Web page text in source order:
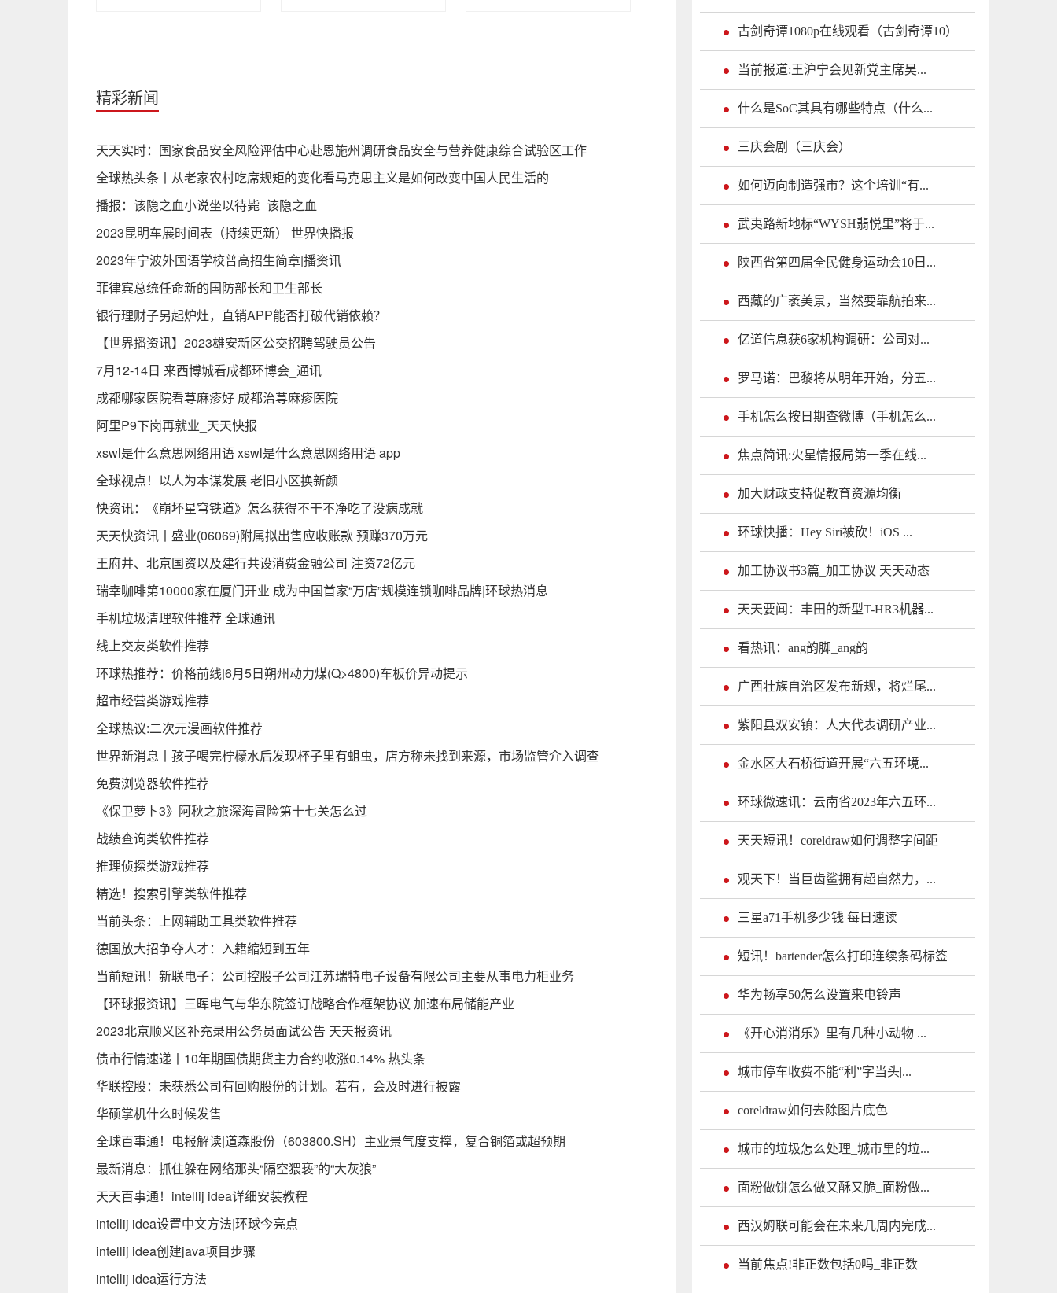
精彩新闻
天天实时：国家食品安全风险评估中心赴恩施州调研食品安全与营养健康综合试验区工作
全球热头条丨从老家农村吃席规矩的变化看马克思主义是如何改变中国人民生活的
播报：该隐之血小说坐以待毙_该隐之血
2023昆明车展时间表（持续更新） 世界快播报
2023年宁波外国语学校普高招生简章|播资讯
菲律宾总统任命新的国防部长和卫生部长
银行理财子另起炉灶，直销APP能否打破代销依赖？
【世界播资讯】2023雄安新区公交招聘驾驶员公告
7月12-14日 来西博城看成都环博会_通讯
成都哪家医院看荨麻疹好 成都治荨麻疹医院
阿里P9下岗再就业_天天快报
xswl是什么意思网络用语 xswl是什么意思网络用语 app
全球视点！以人为本谋发展 老旧小区换新颜
快资讯：《崩坏星穹铁道》怎么获得不干不净吃了没病成就
天天快资讯丨盛业(06069)附属拟出售应收账款 预赚370万元
王府井、北京国资以及建行共设消费金融公司 注资72亿元
瑞幸咖啡第10000家在厦门开业 成为中国首家“万店”规模连锁咖啡品牌|环球热消息
手机垃圾清理软件推荐 全球通讯
线上交友类软件推荐
环球热推荐：价格前线|6月5日朔州动力煤(Q>4800)车板价异动提示
超市经营类游戏推荐
全球热议:二次元漫画软件推荐
世界新消息丨孩子喝完柠檬水后发现杯子里有蛆虫，店方称未找到来源，市场监管介入调查
免费浏览器软件推荐
《保卫萝卜3》阿秋之旅深海冒险第十七关怎么过
战绩查询类软件推荐
推理侦探类游戏推荐
精选！搜索引擎类软件推荐
当前头条：上网辅助工具类软件推荐
德国放大招争夺人才：入籍缩短到五年
当前短讯！新联电子：公司控股子公司江苏瑞特电子设备有限公司主要从事电力柜业务
【环球报资讯】三晖电气与华东院签订战略合作框架协议 加速布局储能产业
2023北京顺义区补充录用公务员面试公告 天天报资讯
债市行情速递丨10年期国债期货主力合约收涨0.14% 热头条
华联控股：未获悉公司有回购股份的计划。若有，会及时进行披露
华硕掌机什么时候发售
全球百事通！电报解读|道森股份（603800.SH）主业景气度支撑，复合铜箔或超预期
最新消息：抓住躲在网络那头“隔空猥亵”的“大灰狼”
天天百事通！intellij idea详细安装教程
intellij idea设置中文方法|环球今亮点
intellij idea创建java项目步骤
intellij idea运行方法
古剑奇谭1080p在线观看（古剑奇谭10）
当前报道:王沪宁会见新党主席吴...
什么是SoC其具有哪些特点（什么...
三庆会剧（三庆会）
如何迈向制造强市？这个培训“有...
武夷路新地标“WYSH翡悦里”将于...
陕西省第四届全民健身运动会10日...
西藏的广袤美景，当然要靠航拍来...
亿道信息获6家机构调研：公司对...
罗马诺：巴黎将从明年开始，分五...
手机怎么按日期查微博（手机怎么...
焦点简讯:火星情报局第一季在线...
加大财政支持促教育资源均衡
环球快播：Hey Siri被砍！iOS ...
加工协议书3篇_加工协议 天天动态
天天要闻：丰田的新型T-HR3机器...
看热讯：ang韵脚_ang韵
广西壮族自治区发布新规，将烂尾...
紫阳县双安镇：人大代表调研产业...
金水区大石桥街道开展“六五环境...
环球微速讯：云南省2023年六五环...
天天短讯！coreldraw如何调整字间距
观天下！当巨齿鲨拥有超自然力，...
三星a71手机多少钱 每日速读
短讯！bartender怎么打印连续条码标签
华为畅享50怎么设置来电铃声
《开心消消乐》里有几种小动物 ...
城市停车收费不能“利”字当头|...
coreldraw如何去除图片底色
城市的垃圾怎么处理_城市里的垃...
面粉做饼怎么做又酥又脆_面粉做...
西汉姆联可能会在未来几周内完成...
当前焦点!非正数包括0吗_非正数